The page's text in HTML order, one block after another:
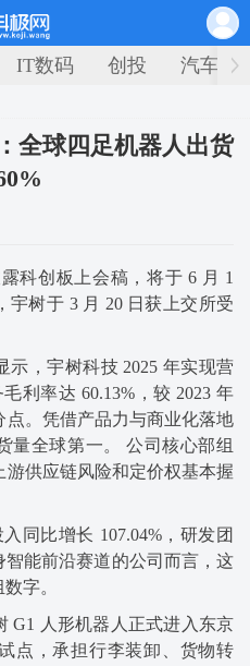
IT数码 创投 汽车
全球四足机器人出货
科创板上会稿，将于 6 月 1
宇树于 3 月 20 日获上交所受
示，宇树科技 2025 年实现营
利率达 60.13%，较 2023 年
点。凭借产品力与商业化落地
量全球第一。 公司核心部组
游供应链风险和定价权基本握
同比增长 107.04%，研发团
能前沿赛道的公司而言，这
字。
G1 人形机器人正式进入东京
点，承担行李装卸、货物转